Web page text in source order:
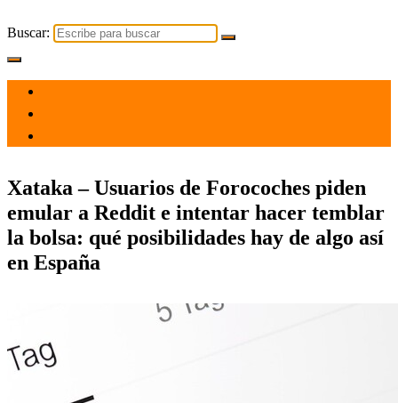
Buscar:
Xataka – Usuarios de Forocoches piden
emular a Reddit e intentar hacer temblar
la bolsa: qué posibilidades hay de algo así
en España